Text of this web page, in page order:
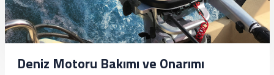
Deniz Motoru Bakımı ve Onarımı